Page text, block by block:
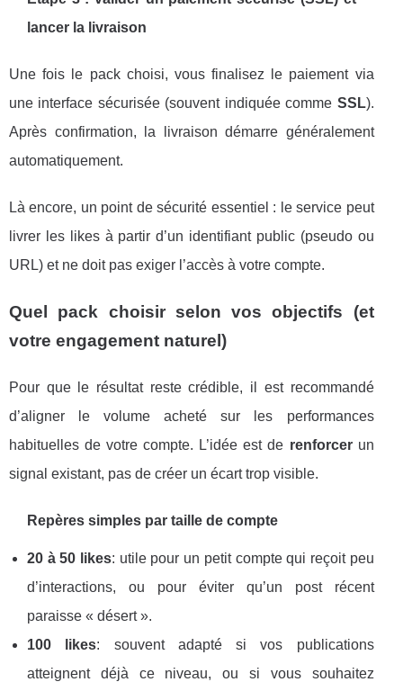
lancer la livraison
Une fois le pack choisi, vous finalisez le paiement via
une interface sécurisée (souvent indiquée comme SSL).
Après confirmation, la livraison démarre généralement
automatiquement.
Là encore, un point de sécurité essentiel : le service peut
livrer les likes à partir d’un identifiant public (pseudo ou
URL) et ne doit pas exiger l’accès à votre compte.
Quel pack choisir selon vos objectifs (et
votre engagement naturel)
Pour que le résultat reste crédible, il est recommandé
d’aligner le volume acheté sur les performances
habituelles de votre compte. L’idée est de renforcerun
signal existant, pas de créer un écart trop visible.
Repères simples par taille de compte
20 à 50 likes: utile pour un petit compte qui reçoit peu
d’interactions, ou pour éviter qu’un post récent
paraisse « désert ».
100 likes: souvent adapté si vos publications
atteignent déjà ce niveau, ou si vous souhaitez